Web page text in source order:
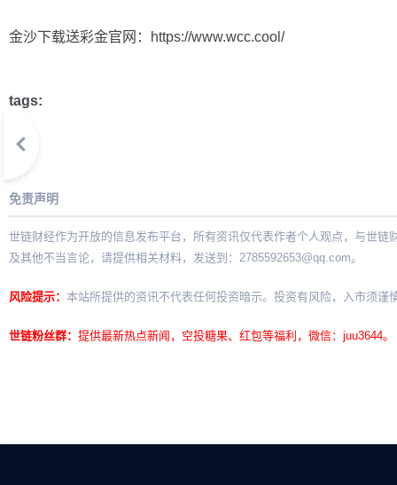
金沙下载送彩金官网： https://www.wcc.cool/
tags:
免责声明
世链财经作为开放的信息发布平台，所有资讯仅代表作者个人观点，与世
及其他不当言论，请提供相关材料，发送到： 2785592653@qq.com。
风险提示： 本站所提供的资讯不代表任何投资暗示。投资有风险，入市须谨
世链粉丝群： 提供最新热点新闻，空投糖果、红包等福利，微信：juu3644。